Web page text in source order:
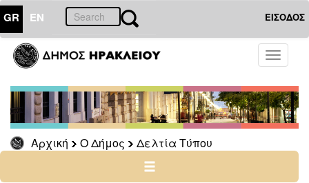
GR EN ΕΙΣΟΔΟΣ
Toggle
Αρχική Ο Δήμος Δελτία Τύπου
ΔΗΜΟΣ
Δελτία
Τύπου
Αρχείο